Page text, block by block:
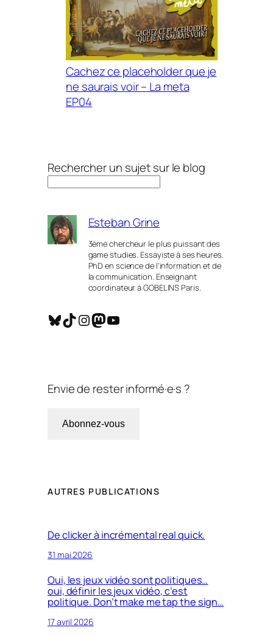
Cachez ce placeholder que je
ne saurais voir – La meta
EP04
Rechercher un sujet sur le blog
Esteban Grine
3ème chercheur le plus puissant des
game studies. Essayiste à ses heures.
PhD en science de l’information et de
la communication. Enseignant
coordinateur à GOBELINS Paris.
Bluesky TikTok InstagramMastodon YouTube
Envie de rester informé·e·s ?
Abonnez-vous
AUTRES PUBLICATIONS
De clicker à incrémental real quick.
31 mai 2026
Oui, les jeux vidéo sont politiques…
oui, définir les jeux vidéo, c’est
politique. Don’t make me tap the sign…
17 avril 2026